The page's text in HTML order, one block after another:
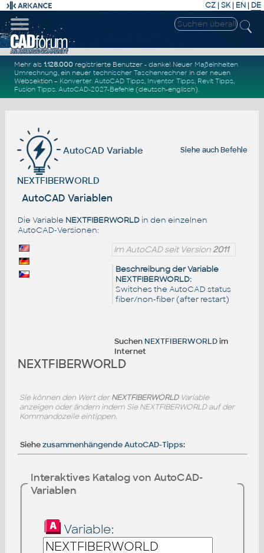
CZ | SK| EN | DE
Mehr als1.128.000 registrierte Benutzer - danke! Neuer Maßeinheiten
Umrechnung, ein neuertechnischer Taschenrechner in der neuen
Websektion – Konverter.AutoCAD Tipps, Inventor Tipps, Revit Tipps,
Fusion Tipps.AutoCAD-2027-Befehle (deutsch-englisch).
Siehe auchBefehle
AutoCAD Variable
NEXTFIBERWORLD
AutoCAD Variablen
Die Variable NEXTFIBERWORLDin den einzelnen
AutoCAD-Versionen:
Im AutoCAD seit Version 2011
Beschreibung der Variable
NEXTFIBERWORLD:
Switches the AutoCAD status
fiber/non-fiber (after restart)
Suchen NEXTFIBERWORLDim
Internet
NEXTFIBERWORLD
Sie können den Wert derNEXTFIBERWORLDVariable
anzeigen oder ändern indem Sie NEXTFIBERWORLD auf der
Kommandozeile eintippen.
Siehezusammenhängende AutoCAD-Tipps:
Interaktives Katalog von AutoCAD-
Variablen
Variable: